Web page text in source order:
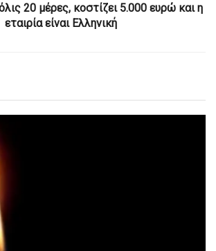
20 μέρες, κοστίζει 5.000 ευρώ και η
εταιρία είναι Ελληνική